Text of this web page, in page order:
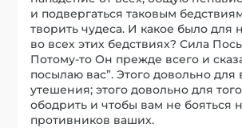
и подвергаться таковым
творить чудеса. И какое было для
во всех этих бедствиях? Сила
Потому-то Он прежде всего и
посылаю вас”. Этого довольно для
утешения; этого довольно для
ободрить и чтобы вам не бояться
противников ваших.